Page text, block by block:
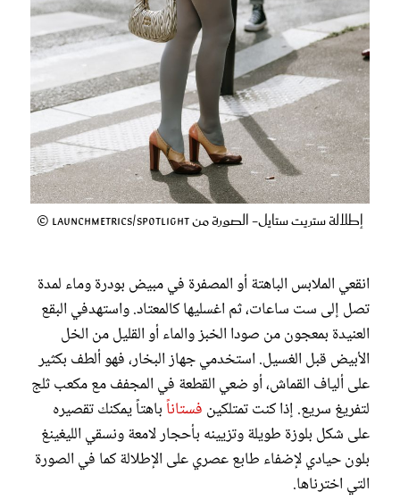
إطلالة ستريت ستايل- الصورة من Launchmetrics/Spotlight ©
انقعي الملابس الباهتة أو المصفرة في مبيض بودرة وماء لمدة
تصل إلى ست ساعات، ثم اغسليها كالمعتاد. واستهدفي البقع
العنيدة بمعجون من صودا الخبز والماء أو القليل من الخل
الأبيض قبل الغسيل. استخدمي جهاز البخار، فهو ألطف بكثير
على ألياف القماش، أو ضعي القطعة في المجفف مع مكعب ثلج
لتفريغ سريع. إذا كنت تمتلكين فستاناًباهتاً يمكنك تقصيره
على شكل بلوزة طويلة وتزيينه بأحجار لامعة ونسقي الليغينغ
بلون حيادي لإضفاء طابع عصري على الإطلالة كما في الصورة
التي اخترناها.